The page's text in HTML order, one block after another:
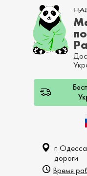
г.
дороги
Время